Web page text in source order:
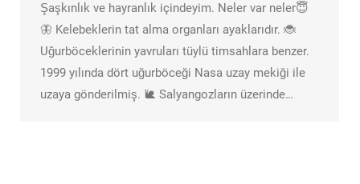
Şaşkınlık ve hayranlık içindeyim. Neler var neler😇
🦋 Kelebeklerin tat alma organları ayaklarıdır. 🐞
Uğurböceklerinin yavruları tüylü timsahlara benzer.
1999 yılında dört uğurböceği Nasa uzay mekiği ile
uzaya gönderilmiş. 🐌 Salyangozların üzerinde…